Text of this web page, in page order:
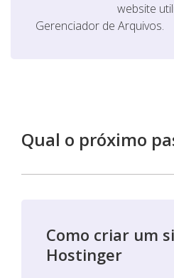
website
Gerenciador de Arquivos.
Qual o próximo
Como criar um
Hostinger